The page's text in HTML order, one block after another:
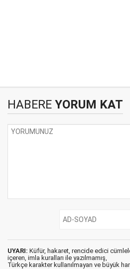
HABERE YORUM KAT
UYARI: Küfür, hakaret, rencide edici
içeren, imla kuralları ile yazılmamış,
Türkçe karakter kullanılmayan ve büyük